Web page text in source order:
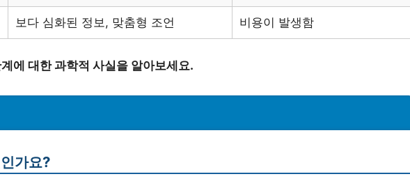
보다 심화된 정보, 맞춤형 조언 비용이 발생함
에 대한 과학적 사실을 알아보세요.
가요?